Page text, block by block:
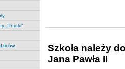
„Pnioki”
Szkoła należy
Jana Pawła II